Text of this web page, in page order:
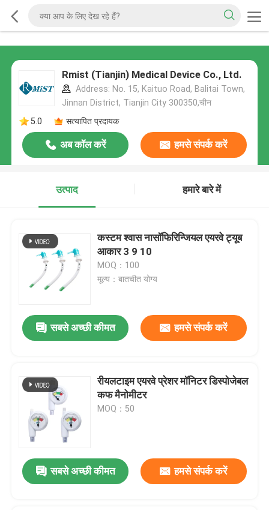
Rmist (Tianjin) Medical Device Co., Ltd.
Address: No. 15, Kaituo Road, Balitai Town,
Jinnan District, Tianjin City 300350,चीन
5.0
सत्यापित प्रदायक
अब कॉल करें हमसे संपर्क करें
उत्पाद हमारे बारे में
कस्टम श्वास नासॉफिरिन्जियल एयरवे ट्यूब
आकार 3 9 10
MOQ：100
मूल्य：बातचीत योग्य
सबसे अच्छी कीमत हमसे संपर्क करें
रीयलटाइम एयरवे प्रेशर मॉनिटर डिस्पोजेबल
कफ मैनोमीटर
MOQ：50
सबसे अच्छी कीमत हमसे संपर्क करें